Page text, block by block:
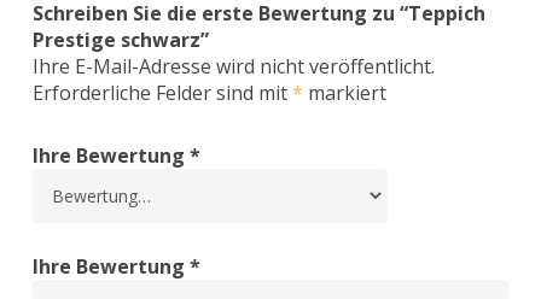
Schreiben Sie die erste Bewertung zu “Teppich
Prestige schwarz”
Ihre E-Mail-Adresse wird nicht veröffentlicht.
Erforderliche Felder sind mit* markiert
Ihre Bewertung *
Ihre Bewertung *